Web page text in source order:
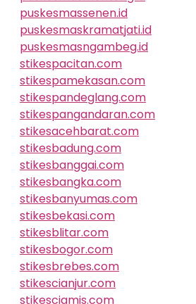
puskesmassenen.id
puskesmaskramatjati.id
puskesmasngambeg.id
stikespacitan.com
stikespamekasan.com
stikespandeglang.com
stikespangandaran.com
stikesacehbarat.com
stikesbadung.com
stikesbanggai.com
stikesbangka.com
stikesbanyumas.com
stikesbekasi.com
stikesblitar.com
stikesbogor.com
stikesbrebes.com
stikescianjur.com
stikesciamis.com